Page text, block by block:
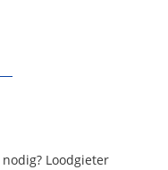
Loodgieter